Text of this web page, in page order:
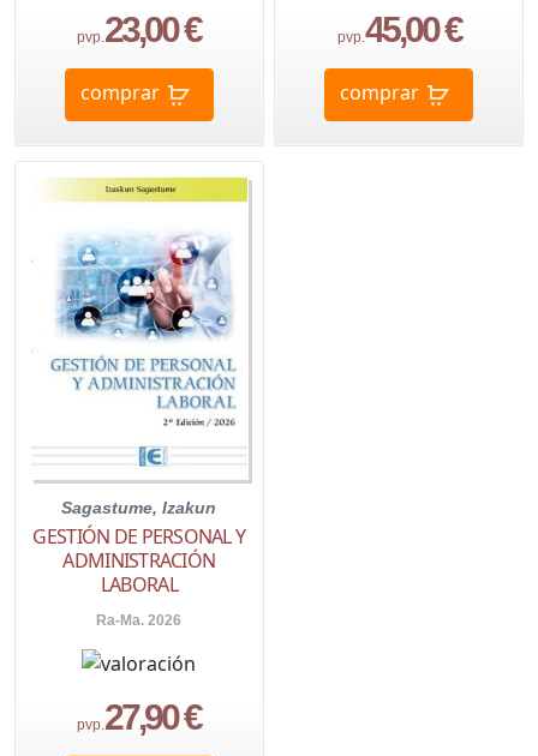
pvp.23,00 €
comprar
pvp.45,00 €
comprar
Sagastume, Izakun
GESTIÓN DE PERSONAL Y
ADMINISTRACIÓN
LABORAL
Ra-Ma. 2026
pvp.27,90 €